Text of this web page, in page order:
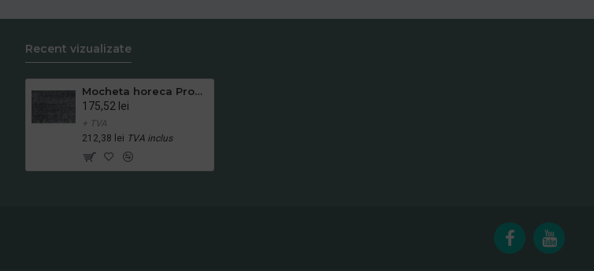
Recent vizualizate
Mocheta horeca Promethea antracit cod 99
175,52 lei
+ TVA
212,38 lei TVA inclus